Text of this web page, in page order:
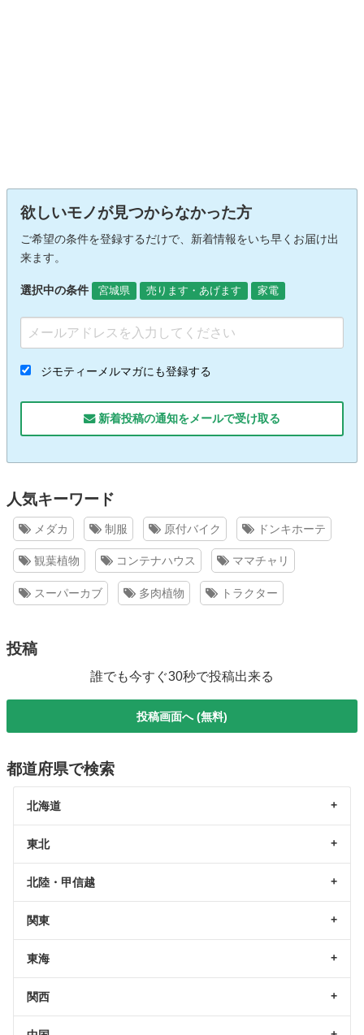
欲しいモノが見つからなかった方
ご希望の条件を登録するだけで、新着情報をいち早くお届け出
来ます。
選択中の条件 宮城県 売ります・あげます 家電
ジモティーメルマガにも登録する
新着投稿の通知をメールで受け取る
人気キーワード
メダカ 制服 原付バイク ドンキホーテ
観葉植物 コンテナハウス ママチャリ
スーパーカブ 多肉植物 トラクター
投稿
誰でも今すぐ30秒で投稿出来る
投稿画面へ (無料)
都道府県で検索
北海道
東北
北陸・甲信越
関東
東海
関西